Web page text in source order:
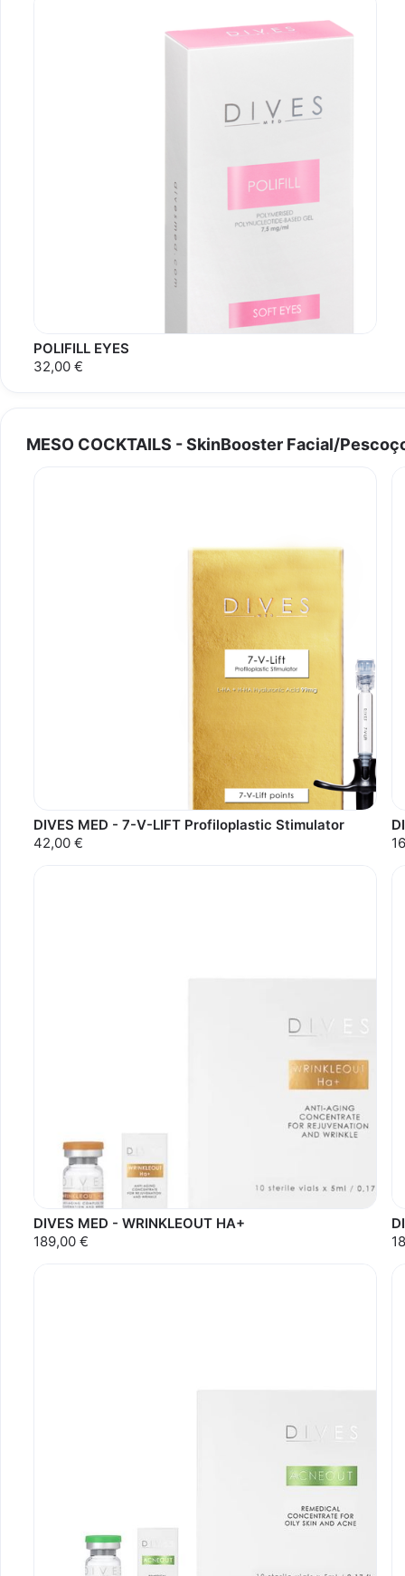
POLIFILL EYES
32,00 €
MESO COCKTAILS - SkinBooster Facial/
DIVES MED - 7-V-LIFT Profiloplastic Stimulator
42,00 €
DIVES MED - WRINKLEOUT HA+
189,00 €